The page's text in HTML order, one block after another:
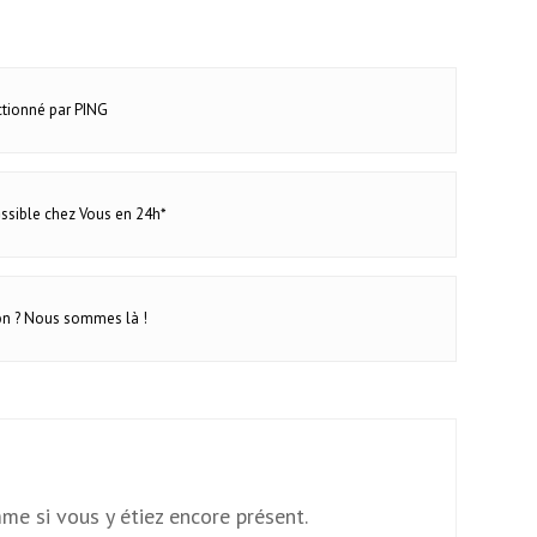
par PING
chez Vous en 24h*
? Nous sommes là !
si vous y étiez encore présent.
cm